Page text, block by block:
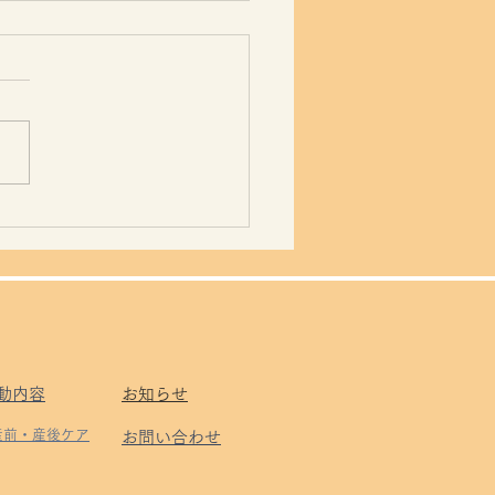
物がしないこと。
内容
前・産後ケア
お知らせ
お問い合わせ